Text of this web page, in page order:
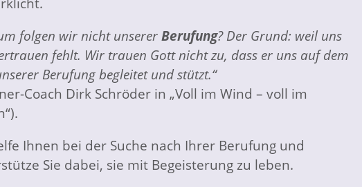
folgen wir nicht unsererBerufung? Der Grund: weil uns
fehlt. Wir trauen Gott nicht zu, dass er uns auf dem
Berufung begleitet und stützt.“
Coach Dirk Schröder in „Voll im Wind – voll im
Ihnen bei der Suche nach Ihrer Berufung und
Sie dabei, sie mit Begeisterung zu leben.